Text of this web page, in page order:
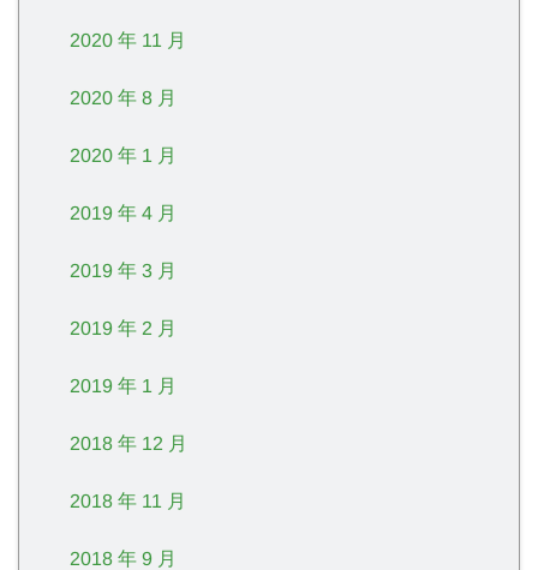
2020 年 11 月
2020 年 8 月
2020 年 1 月
2019 年 4 月
2019 年 3 月
2019 年 2 月
2019 年 1 月
2018 年 12 月
2018 年 11 月
2018 年 9 月